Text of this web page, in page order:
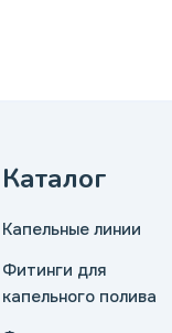
Каталог
Капельные линии
Фитинги для
капельного полива